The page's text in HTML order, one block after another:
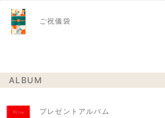
ご祝儀袋
ALBUM
プレゼントアルバム